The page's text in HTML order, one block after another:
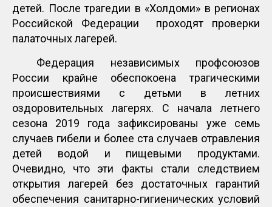
детей. После трагедии в «Холдоми» в регионах
Российской Федерации проходят проверки
палаточных лагерей.
Федерация независимых профсоюзов
России крайне обеспокоена трагическими
происшествиями с детьми в летних
оздоровительных лагерях. С начала летнего
сезона 2019 года зафиксированы уже семь
случаев гибели и более ста случаев отравления
детей водой и пищевыми продуктами.
Очевидно, что эти факты стали следствием
открытия лагерей без достаточных гарантий
обеспечения санитарно-гигиенических условий